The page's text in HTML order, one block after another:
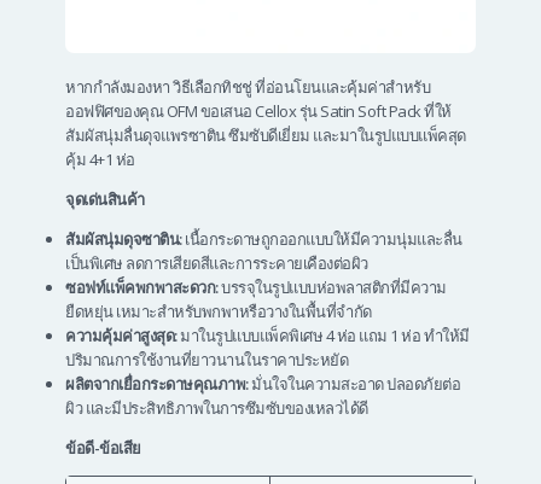
หากกำลังมองหา วิธีเลือกทิชชู่ ที่อ่อนโยนและคุ้มค่าสำหรับ
ออฟฟิศของคุณ OFM ขอเสนอ Cellox รุ่น Satin Soft Pack ที่ให้
สัมผัสนุ่มลื่นดุจแพรซาติน ซึมซับดีเยี่ยม และมาในรูปแบบแพ็คสุด
คุ้ม 4+1 ห่อ
จุดเด่นสินค้า
สัมผัสนุ่มดุจซาติน:เนื้อกระดาษถูกออกแบบให้มีความนุ่มและลื่น
เป็นพิเศษ ลดการเสียดสีและการระคายเคืองต่อผิว
ซอฟท์แพ็คพกพาสะดวก:บรรจุในรูปแบบห่อพลาสติกที่มีความ
ยืดหยุ่น เหมาะสำหรับพกพาหรือวางในพื้นที่จำกัด
ความคุ้มค่าสูงสุด:มาในรูปแบบแพ็คพิเศษ 4 ห่อ แถม 1 ห่อ ทำให้มี
ปริมาณการใช้งานที่ยาวนานในราคาประหยัด
ผลิตจากเยื่อกระดาษคุณภาพ:มั่นใจในความสะอาด ปลอดภัยต่อ
ผิว และมีประสิทธิภาพในการซึมซับของเหลวได้ดี
ข้อดี-ข้อเสีย